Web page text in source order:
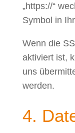
„https://“
Symbol in
Wenn die
aktiviert ist,
uns
werden.
4.